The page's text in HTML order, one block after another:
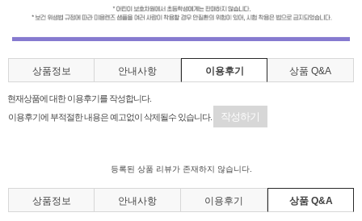
상품정보 안내사항 이용후기 상품 Q&A
현재상품에 대한 이용후기를 작성합니다.
이용후기에 부적절한 내용은 예고없이 삭제될수 있습니다.
작성하기
등록된 상품 리뷰가 존재하지 않습니다.
상품정보 안내사항 이용후기 상품 Q&A